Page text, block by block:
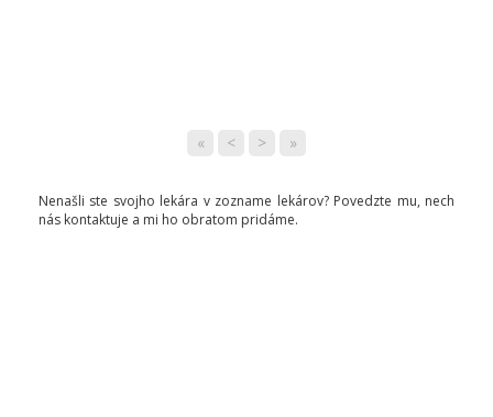
« < > »
Nenašli ste svojho lekára v zozname lekárov? Povedzte mu, nech
nás kontaktuje a mi ho obratom pridáme.